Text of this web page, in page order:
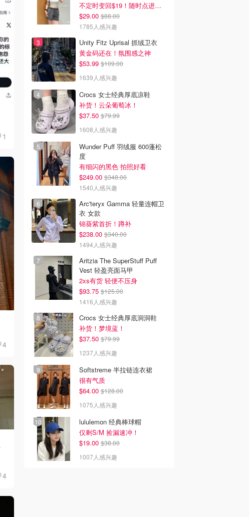
1
4
4
不定时变回$19！随时点进来看
$29.00 $88.00
1785人感兴趣
Unity Fitz Uprisal 抓绒卫衣
黄金码还在！氛围感之神
$53.99 $109.00
1639人感兴趣
Crocs 女士经典厚底凉鞋
补货！云朵葡萄冰！
$37.50 $79.99
1608人感兴趣
Wunder Puff 羽绒服 600蓬松
度
有细闪的黑色 拍照好看
$249.00 $348.00
1540人感兴趣
Arc'teryx Gamma 轻量连帽卫
衣 女款
锦葵紫首折！蹲补
$238.00 $340.00
1494人感兴趣
Aritzia The SuperStuff Puff
Vest 轻盈亮面马甲
2xs有货 轻便不压身
$93.75 $125.00
1416人感兴趣
Crocs 女士经典厚底洞洞鞋
补货！梦境蓝！
$37.50 $79.99
1237人感兴趣
Softstreme 半拉链连衣裙
很有气质
$64.00 $128.00
1075人感兴趣
lululemon 经典棒球帽
仅剩S/M 捡漏速冲！
$19.00 $38.00
1007人感兴趣